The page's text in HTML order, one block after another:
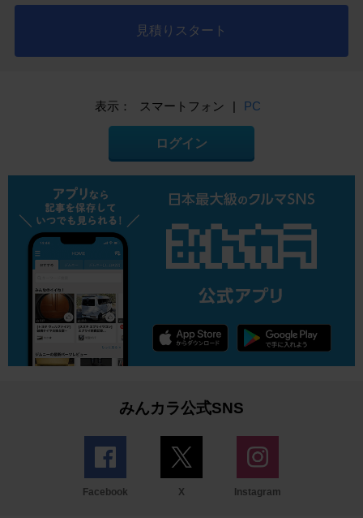
見積りスタート
表示： スマートフォン | PC
ログイン
みんカラ公式SNS
Facebook X Instagram